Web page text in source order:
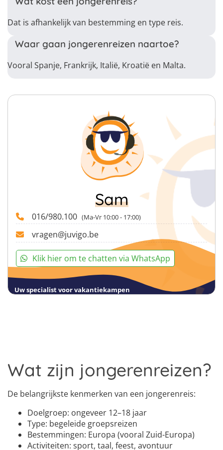
Sam
016/980.100 (Ma-Vr 10:00 - 17:00)
vragen@juvigo.be
Klik hier om te chatten via WhatsApp
Uw specialist voor vakantiekampen
Dat is afhankelijk van bestemming en type reis.
Waar gaan jongerenreizen naartoe?
Vooral Spanje, Frankrijk, Italië, Kroatië en Malta.
Wat zijn jongerenreizen?
De belangrijkste kenmerken van een jongerenreis:
Doelgroep: ongeveer 12–18 jaar
Type: begeleide groepsreizen
Bestemmingen: Europa (vooral Zuid-Europa)
Activiteiten: sport, taal, feest, avontuur